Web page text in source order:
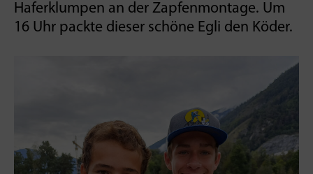
Haferklumpen an der Zapfenmontage. Um
16 Uhr packte dieser schöne Egli den Köder.